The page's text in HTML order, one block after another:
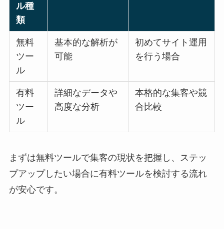
ル種
類
無料
ツー
ル
基本的な解析が
可能
初めてサイト運用
を行う場合
有料
ツー
ル
詳細なデータや
高度な分析
本格的な集客や競
合比較
まずは無料ツールで集客の現状を把握し、ステッ
プアップしたい場合に有料ツールを検討する流れ
が安心です。